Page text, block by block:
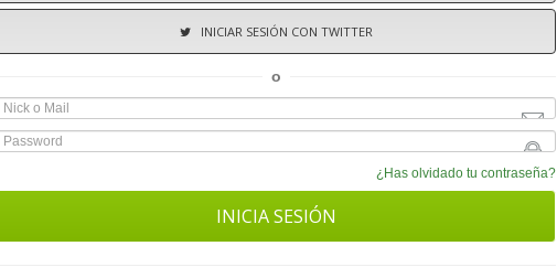
INICIAR SESIÓN CON TWITTER
o
¿Has olvidado tu contraseña?
INICIA SESIÓN